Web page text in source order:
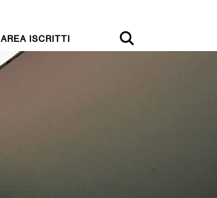
AREA ISCRITTI